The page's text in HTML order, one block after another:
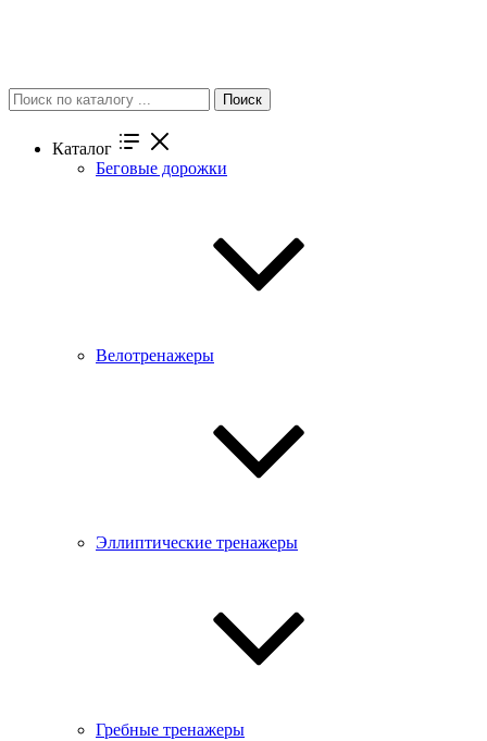
Поиск
Каталог
Беговые дорожки
Велотренажеры
Эллиптические тренажеры
Гребные тренажеры